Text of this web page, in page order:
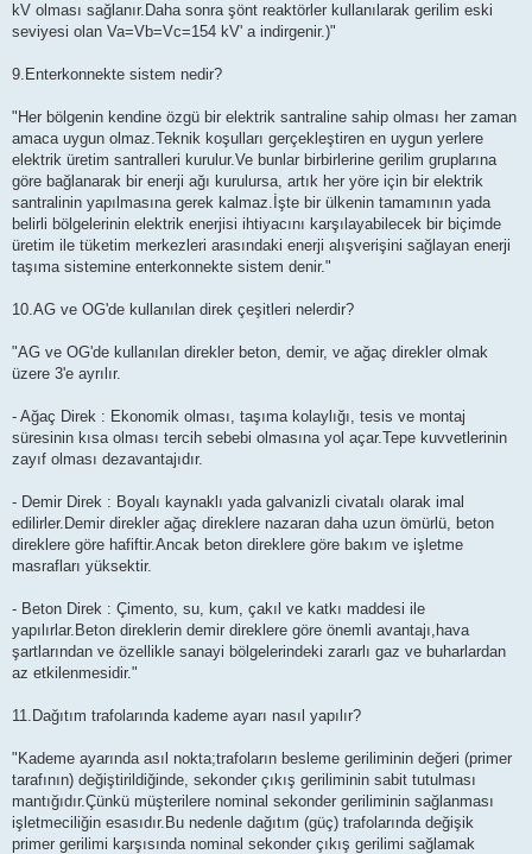
kV olması sağlanır.Daha sonra şönt reaktörler kullanılarak gerilim eski
seviyesi olan Va=Vb=Vc=154 kV' a indirgenir.)"
9.Enterkonnekte sistem nedir?
"Her bölgenin kendine özgü bir elektrik santraline sahip olması her zaman
amaca uygun olmaz.Teknik koşulları gerçekleştiren en uygun yerlere
elektrik üretim santralleri kurulur.Ve bunlar birbirlerine gerilim gruplarına
göre bağlanarak bir enerji ağı kurulursa, artık her yöre için bir elektrik
santralinin yapılmasına gerek kalmaz.İşte bir ülkenin tamamının yada
belirli bölgelerinin elektrik enerjisi ihtiyacını karşılayabilecek bir biçimde
üretim ile tüketim merkezleri arasındaki enerji alışverişini sağlayan enerji
taşıma sistemine enterkonnekte sistem denir."
10.AG ve OG'de kullanılan direk çeşitleri nelerdir?
"AG ve OG'de kullanılan direkler beton, demir, ve ağaç direkler olmak
üzere 3'e ayrılır.
- Ağaç Direk : Ekonomik olması, taşıma kolaylığı, tesis ve montaj
süresinin kısa olması tercih sebebi olmasına yol açar.Tepe kuvvetlerinin
zayıf olması dezavantajıdır.
- Demir Direk : Boyalı kaynaklı yada galvanizli civatalı olarak imal
edilirler.Demir direkler ağaç direklere nazaran daha uzun ömürlü, beton
direklere göre hafiftir.Ancak beton direklere göre bakım ve işletme
masrafları yüksektir.
- Beton Direk : Çimento, su, kum, çakıl ve katkı maddesi ile
yapılırlar.Beton direklerin demir direklere göre önemli avantajı,hava
şartlarından ve özellikle sanayi bölgelerindeki zararlı gaz ve buharlardan
az etkilenmesidir."
11.Dağıtım trafolarında kademe ayarı nasıl yapılır?
"Kademe ayarında asıl nokta;trafoların besleme geriliminin değeri (primer
tarafının) değiştirildiğinde, sekonder çıkış geriliminin sabit tutulması
mantığıdır.Çünkü müşterilere nominal sekonder geriliminin sağlanması
işletmeciliğin esasıdır.Bu nedenle dağıtım (güç) trafolarında değişik
primer gerilimi karşısında nominal sekonder çıkış gerilimi sağlamak